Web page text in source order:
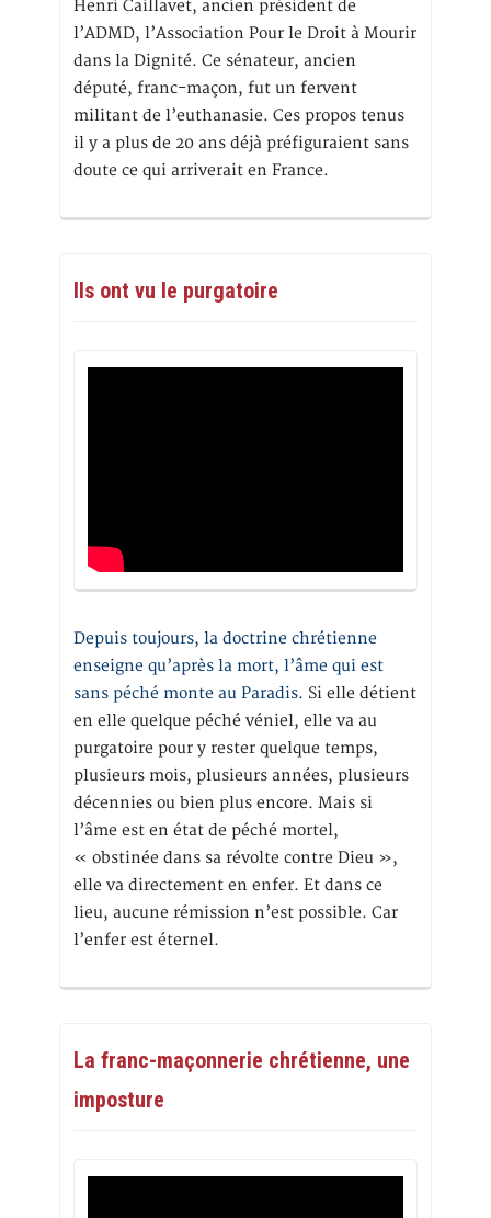
Henri Caillavet, ancien président de
l’ADMD, l’Association Pour le Droit à Mourir
dans la Dignité. Ce sénateur, ancien
député, franc-maçon, fut un fervent
militant de l’euthanasie. Ces propos tenus
il y a plus de 20 ans déjà préfiguraient sans
doute ce qui arriverait en France.
Ils ont vu le purgatoire
Depuis toujours, la doctrine chrétienne
enseigne qu’après la mort, l’âme qui est
sans péché monte au Paradis. Si elle détient
en elle quelque péché véniel, elle va au
purgatoire pour y rester quelque temps,
plusieurs mois, plusieurs années, plusieurs
décennies ou bien plus encore. Mais si
l’âme est en état de péché mortel,
« obstinée dans sa révolte contre Dieu »,
elle va directement en enfer. Et dans ce
lieu, aucune rémission n’est possible. Car
l’enfer est éternel.
La franc-maçonnerie chrétienne, une
imposture